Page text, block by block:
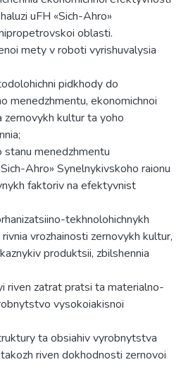
uFH «Sich-Ahro»
oblasti.
mety v roboti vyrishuvalysia
pidkhody do
menedzhmentu, ekonomichnoi
kultur ta yoho
stanu menedzhmentu
Ahro» Synelnykivskoho raionu
faktoriv na efektyvnist
tekhnolohichnykh
vrozhainosti zernovykh kultur,
produktsii, zbilshennia
riven zatrat pratsi ta materialno-
vysokoiakisnoi
ta obsiahiv vyrobnytstva
riven dokhodnosti zernovoi